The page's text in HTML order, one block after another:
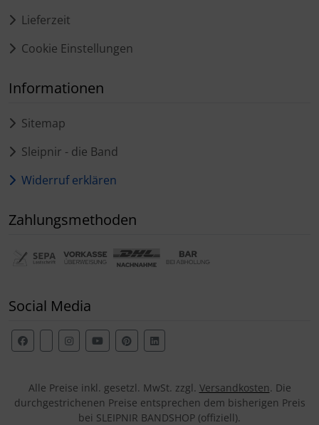
Lieferzeit
Cookie Einstellungen
Informationen
Sitemap
Sleipnir - die Band
Widerruf erklären
Zahlungsmethoden
Social Media
Alle Preise inkl. gesetzl. MwSt. zzgl. Versandkosten. Die
durchgestrichenen Preise entsprechen dem bisherigen Preis
bei SLEIPNIR BANDSHOP (offiziell).